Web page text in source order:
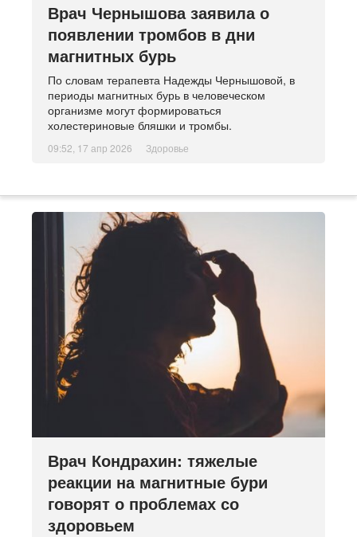
Врач Чернышова заявила о
появлении тромбов в дни
магнитных бурь
По словам терапевта Надежды Чернышовой, в
периоды магнитных бурь в человеческом
организме могут формироваться
холестериновые бляшки и тромбы.
09:52, 17 апр 2026 Здоровье
Врач Кондрахин: тяжелые
реакции на магнитные бури
говорят о проблемах со
здоровьем